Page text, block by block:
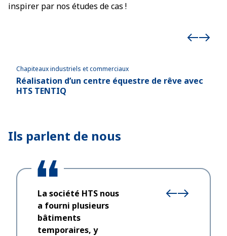
inspirer par nos études de cas !
Chapiteaux industriels et commerciaux
Réalisation d’un centre équestre de rêve avec
HTS TENTIQ
Ils parlent de nous
La société HTS nous
a fourni plusieurs
bâtiments
temporaires, y